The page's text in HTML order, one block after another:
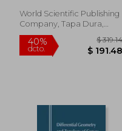
World Scientific Publishing
Company, Tapa Dura,
Nuevo